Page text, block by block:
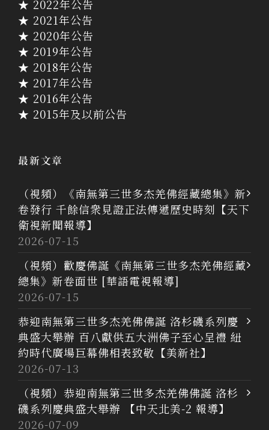
★ 2022年公告
★ 2021年公告
★ 2020年公告
★ 2019年公告
★ 2018年公告
★ 2017年公告
★ 2016年公告
★ 2015年及以前公告
最新文章
（視頻）《南無第三世多杰羌佛經藏總集》新
卷發行 千餘信衆見證正法傳遞歷史時刻【天下
衛視新聞報導】
2026-07-15
（視頻）歡慶佛誕《南無第三世多杰羌佛經藏
總集》新卷面世 [華語電視報導]
2026-07-15
恭迎南無第三世多杰羌佛佛誕 洛杉磯系列慶
典盛大舉辦 百八獻供五大洲佛子至心呈禮 紐
約時代廣場巨幕佛相表致敬【美新社】
2026-07-13
（視頻）恭迎南無第三世多杰羌佛佛誕 洛杉
磯系列慶典盛大舉辦 【中天北美-2 報導】
2026-07-09